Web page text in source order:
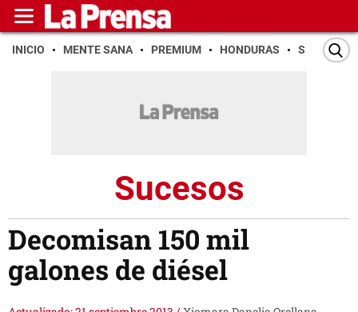
INICIO MENTE SANA PREMIUM HONDURAS SAN PEDRO
Sucesos
Decomisan 150 mil
galones de diésel